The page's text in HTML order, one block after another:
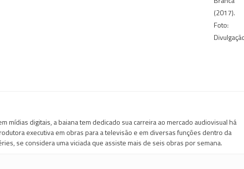
(2017).
Foto:
mídias digitais, a baiana tem dedicado sua carreira ao mercado audiovisual há
executiva em obras para a televisão e em diversas funções dentro da
se considera uma viciada que assiste mais de seis obras por semana.